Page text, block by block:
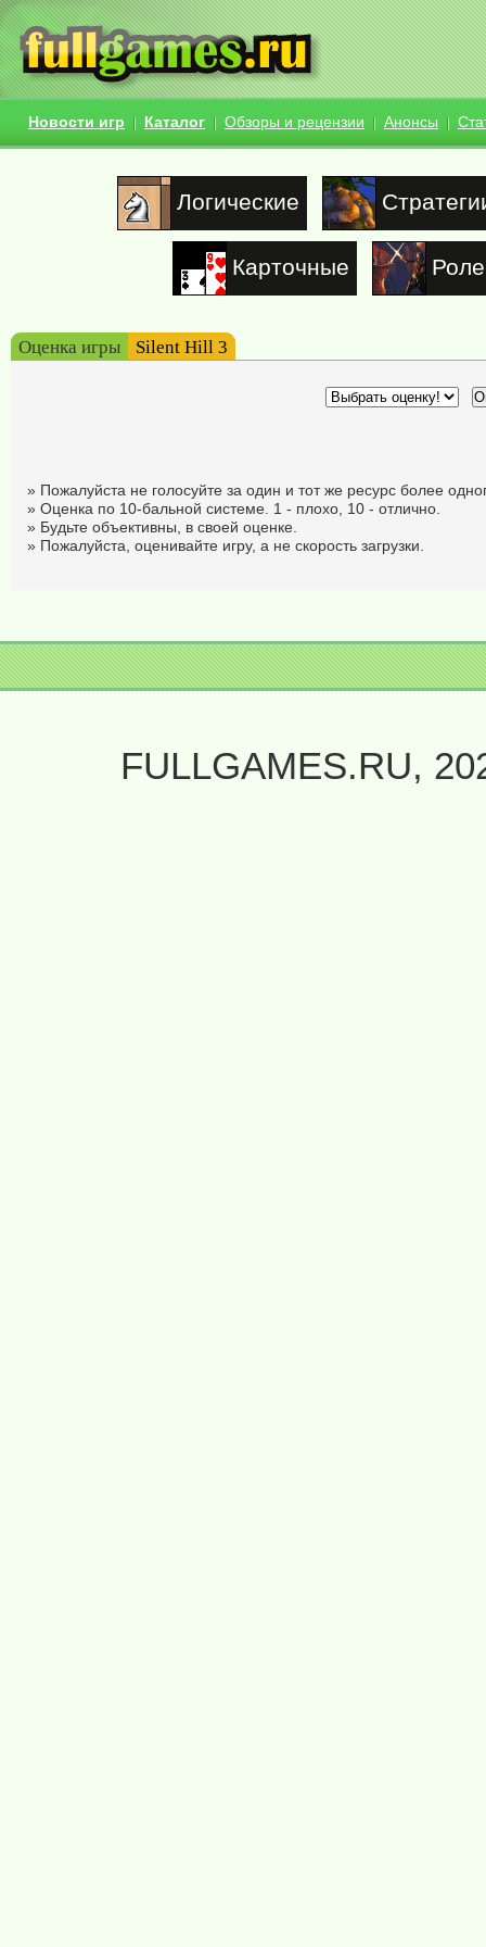
Новости игр Каталог Обзоры и рецензии Анонсы
Логические
Карточные
Оценка игры Silent Hill 3
» Пожалуйста не голосуйте за один и тот же ресурс более
» Оценка по 10-бальной системе. 1 - плохо, 10 - отлично.
» Будьте объективны, в своей оценке.
» Пожалуйста, оценивайте игру, а не скорость загрузки.
FULLGAMES.RU,